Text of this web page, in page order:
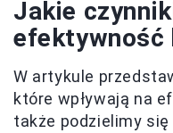
Jakie
efektywność
W artykule
które wpływają na
także podzielimy